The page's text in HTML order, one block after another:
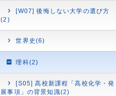
[W07] 後悔しない大学の選び方
(2)
世界史(6)
理科(2)
[S05] 高校新課程「高校化学・発
展事項」の背景知識(2)